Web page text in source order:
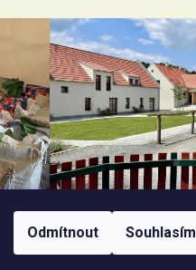
Odmítnout Souhlasím